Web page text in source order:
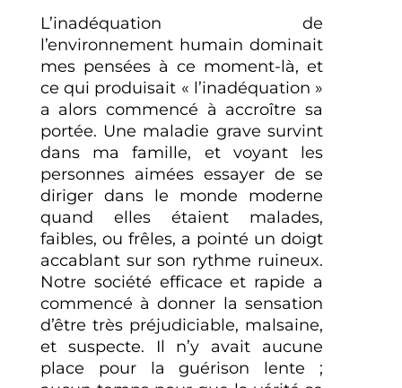
L’inadéquation de
l’environnement humain dominait
mes pensées à ce moment-là, et
ce qui produisait « l’inadéquation »
a alors commencé à accroître sa
portée. Une maladie grave survint
dans ma famille, et voyant les
personnes aimées essayer de se
diriger dans le monde moderne
quand elles étaient malades,
faibles, ou frêles, a pointé un doigt
accablant sur son rythme ruineux.
Notre société efficace et rapide a
commencé à donner la sensation
d’être très préjudiciable, malsaine,
et suspecte. Il n’y avait aucune
place pour la guérison lente ;